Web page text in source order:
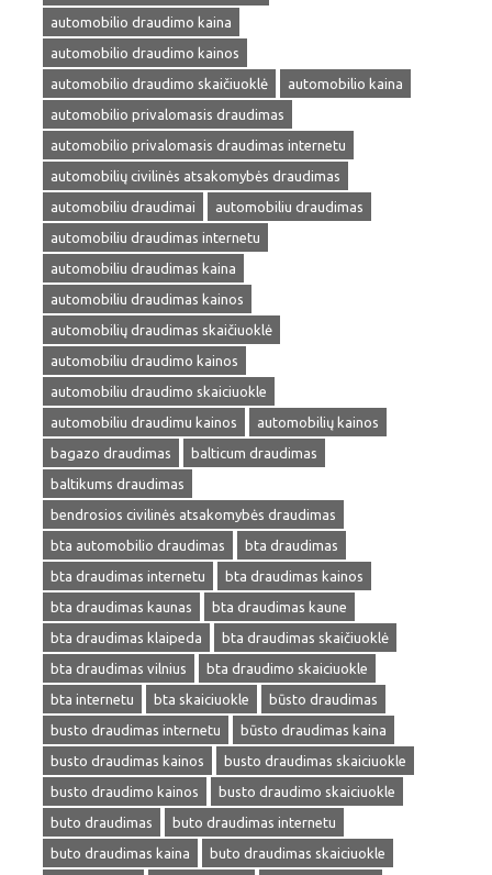
automobilio draudimo kaina
automobilio draudimo kainos
automobilio draudimo skaičiuoklė
automobilio kaina
automobilio privalomasis draudimas
automobilio privalomasis draudimas internetu
automobilių civilinės atsakomybės draudimas
automobiliu draudimai
automobiliu draudimas
automobiliu draudimas internetu
automobiliu draudimas kaina
automobiliu draudimas kainos
automobilių draudimas skaičiuoklė
automobiliu draudimo kainos
automobiliu draudimo skaiciuokle
automobiliu draudimu kainos
automobilių kainos
bagazo draudimas
balticum draudimas
baltikums draudimas
bendrosios civilinės atsakomybės draudimas
bta automobilio draudimas
bta draudimas
bta draudimas internetu
bta draudimas kainos
bta draudimas kaunas
bta draudimas kaune
bta draudimas klaipeda
bta draudimas skaičiuoklė
bta draudimas vilnius
bta draudimo skaiciuokle
bta internetu
bta skaiciuokle
būsto draudimas
busto draudimas internetu
būsto draudimas kaina
busto draudimas kainos
busto draudimas skaiciuokle
busto draudimo kainos
busto draudimo skaiciuokle
buto draudimas
buto draudimas internetu
buto draudimas kaina
buto draudimas skaiciuokle